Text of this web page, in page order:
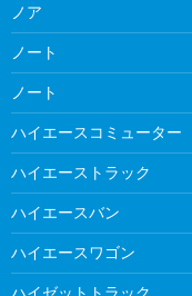
ノア
ノート
ノート
ハイエースコミューター
ハイエーストラック
ハイエースバン
ハイエースワゴン
ハイゼットトラック